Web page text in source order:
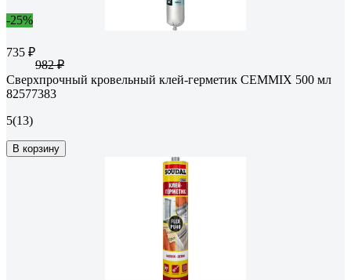
-25%
735 ₽
982 ₽
Сверхпрочный кровельный клей-герметик CEMMIX 500 мл
82577383
5(13)
В корзину